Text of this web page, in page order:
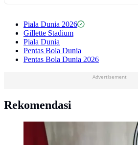
Piala Dunia 2026
Gillette Stadium
Piala Dunia
Pentas Bola Dunia
Pentas Bola Dunia 2026
Advertisement
Rekomendasi